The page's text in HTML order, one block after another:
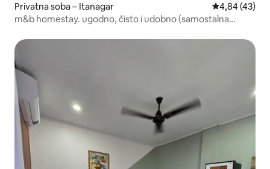
Privatna soba – Itanagar Prosječna
4,84 (43)
m&b homestay. ugodno, čisto i udobno (samostalna